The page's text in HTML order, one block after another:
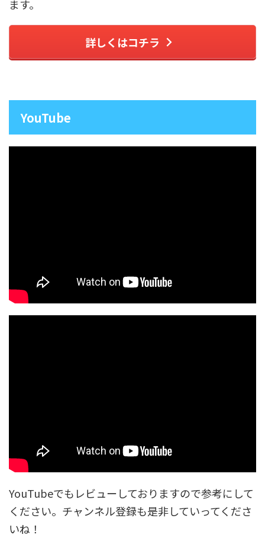
ます。
詳しくはコチラ
YouTube
YouTubeでもレビューしておりますので参考にして
ください。チャンネル登録も是非していってくださ
いね！